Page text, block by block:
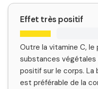
Effet très positif
Outre la vitamine C,
substances
positif sur le corps.
est préférable de la